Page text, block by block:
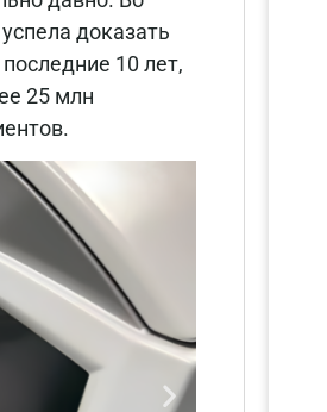
доказать
10 лет,
25 млн